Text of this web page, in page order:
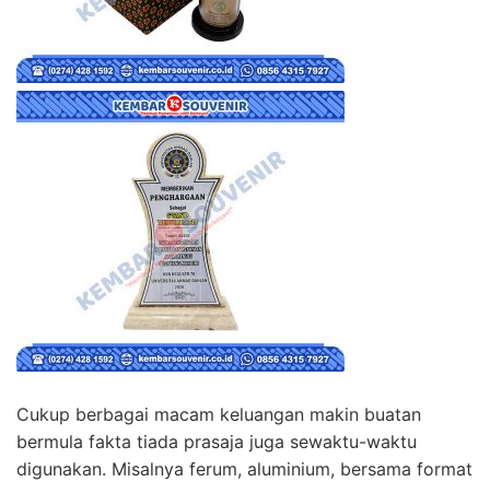
Cukup berbagai macam keluangan makin buatan
bermula fakta tiada prasaja juga sewaktu-waktu
digunakan. Misalnya ferum, aluminium, bersama format